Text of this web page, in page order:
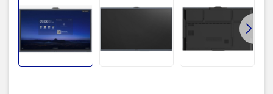
Micro
8 micro chùm tia, khoảng cách bắt âm
Loa